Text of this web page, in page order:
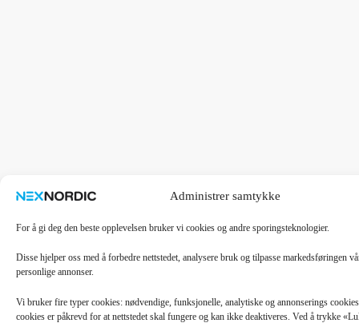
Administrer samtykke
For å gi deg den beste opplevelsen bruker vi cookies og andre sporingsteknologier.
Disse hjelper oss med å forbedre nettstedet, analysere bruk og tilpasse markedsføringen
personlige annonser.
Vi bruker fire typer cookies: nødvendige, funksjonelle, analytiske og annonserings
cookies er påkrevd for at nettstedet skal fungere og kan ikke deaktiveres. Ved å trykke